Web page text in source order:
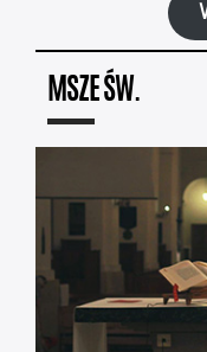
MSZE ŚW.